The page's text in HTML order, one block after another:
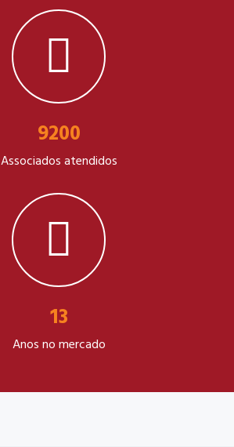
10000
Associados atendidos
14
Anos no mercado